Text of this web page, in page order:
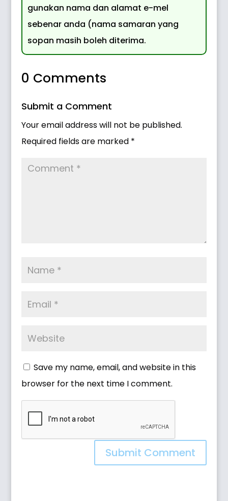
gunakan nama dan alamat e-mel
sebenar anda (nama samaran yang
sopan masih boleh diterima.
0 Comments
Submit a Comment
Your email address will not be published.
Required fields are marked *
Save my name, email, and website in this
browser for the next time I comment.
Submit Comment